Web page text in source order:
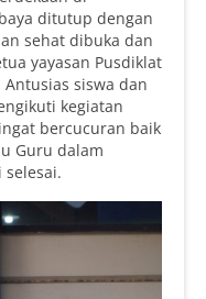
ditutup dengan
sehat dibuka dan
yayasan Pusdiklat
Antusias siswa dan
kegiatan
bercucuran baik
Guru dalam